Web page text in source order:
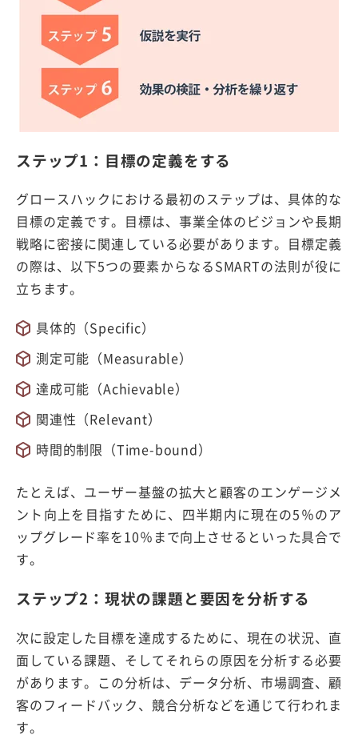
ステップ1：目標の定義をする
グロースハックにおける最初のステップは、具体的な
目標の定義です。目標は、事業全体のビジョンや長期
戦略に密接に関連している必要があります。目標定義
の際は、以下5つの要素からなるSMARTの法則が役に
立ちます。
具体的（Specific）
測定可能（Measurable）
達成可能（Achievable）
関連性（Relevant）
時間的制限（Time-bound）
たとえば、ユーザー基盤の拡大と顧客のエンゲージメ
ント向上を目指すために、四半期内に現在の5％のア
ップグレード率を10％まで向上させるといった具合で
す。
ステップ2：現状の課題と要因を分析する
次に設定した目標を達成するために、現在の状況、直
面している課題、そしてそれらの原因を分析する必要
があります。この分析は、データ分析、市場調査、顧
客のフィードバック、競合分析などを通じて行われま
す。